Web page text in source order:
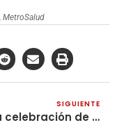
,MetroSalud
SIGUIENTE
Exitosa celebración de los 200 Años del Natalicio del gran maestro Federico Engels